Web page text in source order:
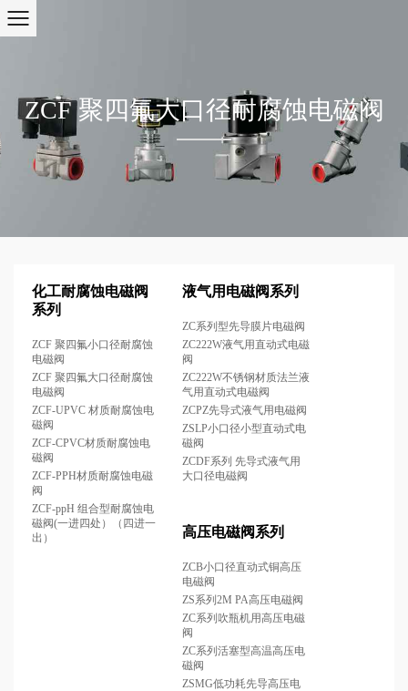
ZCF 聚四氟大口径耐腐蚀电磁阀
化工耐腐蚀电磁阀
系列
ZCF 聚四氟小口径耐腐蚀
电磁阀
ZCF 聚四氟大口径耐腐蚀
电磁阀
ZCF-UPVC 材质耐腐蚀电
磁阀
ZCF-CPVC材质耐腐蚀电
磁阀
ZCF-PPH材质耐腐蚀电磁
阀
ZCF-ppH 组合型耐腐蚀电
磁阀(一进四处）（四进一
出）
液气用电磁阀系列
ZC系列型先导膜片电磁阀
ZC222W液气用直动式电磁
阀
ZC222W不锈钢材质法兰液
气用直动式电磁阀
ZCPZ先导式液气用电磁阀
ZSLP小口径小型直动式电
磁阀
ZCDF系列 先导式液气用
大口径电磁阀
高压电磁阀系列
ZCB小口径直动式铜高压
电磁阀
ZS系列2M PA高压电磁阀
ZC系列吹瓶机用高压电磁
阀
ZC系列活塞型高温高压电
磁阀
ZSMG低功耗先导高压电